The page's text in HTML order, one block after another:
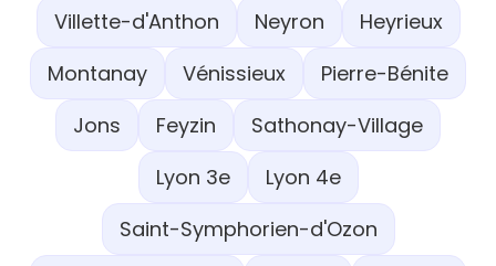
Villette-d'Anthon
Neyron
Heyrieux
Montanay
Vénissieux
Pierre-Bénite
Jons
Feyzin
Sathonay-Village
Lyon 3e
Lyon 4e
Saint-Symphorien-d'Ozon